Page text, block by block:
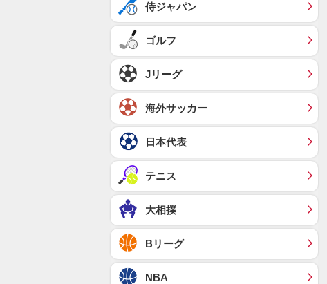
侍ジャパン
ゴルフ
Jリーグ
海外サッカー
日本代表
テニス
大相撲
Bリーグ
NBA